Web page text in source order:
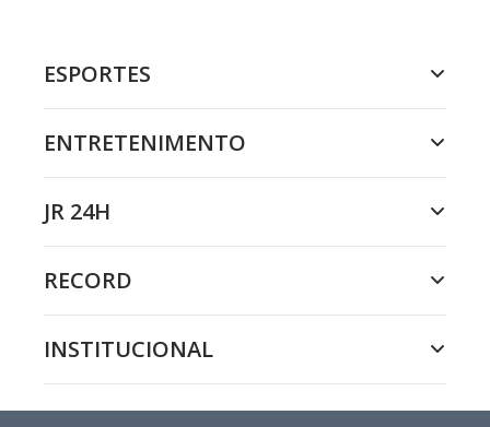
ESPORTES
ENTRETENIMENTO
JR 24H
RECORD
INSTITUCIONAL